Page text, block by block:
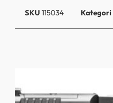
SKU 115034 Kategori